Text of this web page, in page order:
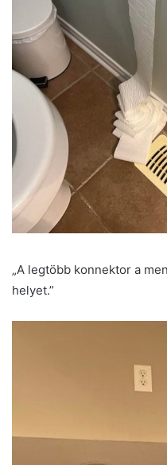
„A legtöbb konnektor a
helyet.”